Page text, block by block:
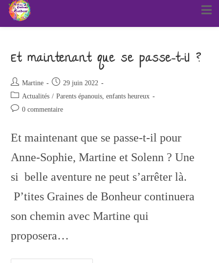
Et maintenant que se passe-t-il ?
Martine
29 juin 2022
Actualités / Parents épanouis, enfants heureux
0 commentaire
Et maintenant que se passe-t-il pour
Anne-Sophie, Martine et Solenn ? Une
si belle aventure ne peut s’arrêter là.
P’tites Graines de Bonheur continuera
son chemin avec Martine qui
proposera…